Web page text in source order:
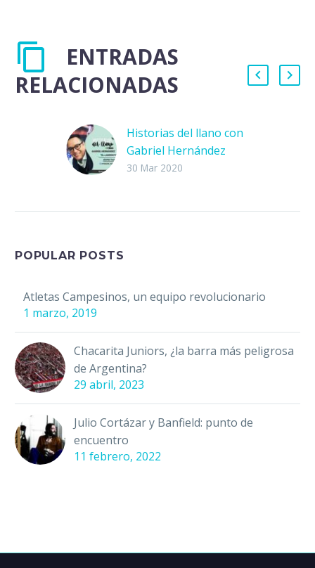
ENTRADAS
RELACIONADAS
Historias del llano con
Gabriel Hernández
Está con nosotros
30 Mar 2020
POPULAR POSTS
Atletas Campesinos, un equipo revolucionario
1 marzo, 2019
Chacarita Juniors, ¿la barra más peligrosa
de Argentina?
29 abril, 2023
Julio Cortázar y Banfield: punto de
encuentro
11 febrero, 2022